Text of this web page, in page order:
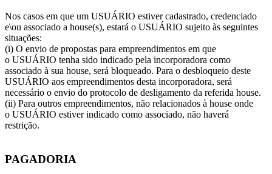
Nos casos em que um USUÁRIO estiver cadastrado, credenciado
e\ou associado a house(s), estará o USUÁRIO sujeito às seguintes
situações:
(i) O envio de propostas para empreendimentos em que
o USUÁRIO tenha sido indicado pela incorporadora como
associado à sua house, será bloqueado. Para o desbloqueio deste
USUÁRIO aos empreendimentos desta incorporadora, será
necessário o envio do protocolo de desligamento da referida house.
(ii) Para outros empreendimentos, não relacionados à house onde
o USUÁRIO estiver indicado como associado, não haverá
restrição.
PAGADORIA